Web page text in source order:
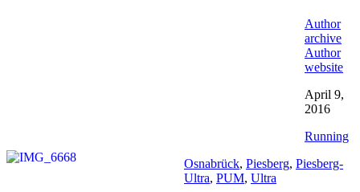
Author
archive
Author
website
April 9,
2016
Running
Osnabrück, Piesberg, Piesberg-
Ultra, PUM, Ultra